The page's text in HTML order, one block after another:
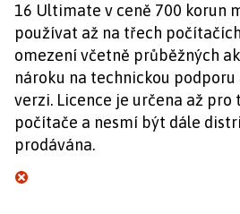
16 Ultimate v ceně 700 korun
používat až na třech
omezení včetně průběžných
nároku na technickou podporu
verzi. Licence je určena až
počítače a nesmí být dále
prodávána.